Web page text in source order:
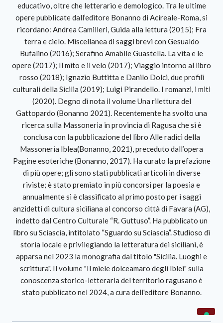
educativo, oltre che letterario e demologico. Tra le ultime
opere pubblicate dall’editore Bonanno di Acireale-Roma, si
ricordano: Andrea Camilleri, Guida alla lettura (2015); Fra
terra e cielo. Miscellanea di saggi brevi con Gesualdo
Bufalino (2016); Serafino Amabile Guastella. La vita e le
opere (2017); Il mito e il velo (2017); Viaggio intorno al libro
rosso (2018); Ignazio Buttitta e Danilo Dolci, due profili
culturali della Sicilia (2019); Luigi Pirandello. I romanzi, i miti
(2020). Degno di nota il volume Una rilettura del
Gattopardo (Bonanno 2021). Recentemente ha svolto una
ricerca sulla Massoneria in provincia di Ragusa che si è
conclusa con la pubblicazione del libro Alle radici della
Massoneria Iblea(Bonanno, 2021), preceduto dall’opera
Pagine esoteriche (Bonanno, 2017). Ha curato la prefazione
di più opere; gli sono stati pubblicati articoli in diverse
riviste; è stato premiato in più concorsi per la poesia e
annualmente si è classificato al primo posto per i saggi
anzidetti di cultura siciliana al concorso città di Favara (AG),
indetto dal Centro Culturale “R. Guttuso”. Ha pubblicato un
libro su Sciascia, intitolato “Sguardo su Sciascia”. Studioso di
storia locale e privilegiando la letteratura dei siciliani, è
apparsa nel 2023 la monografia dal titolo "Sicilia. Luoghi e
scrittura". Il volume "Il miele dolceamaro degli Iblei" sulla
conoscenza storico-letteraria del territorio ragusano è
stato pubblicato nel 2024, a cura dell'editore Bonanno.